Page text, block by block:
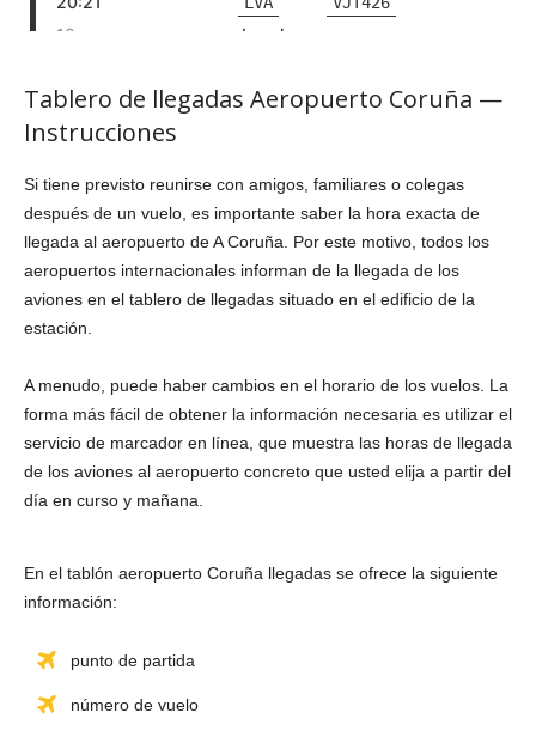
Tablero de llegadas Aeropuerto Coruña —
Instrucciones
Si tiene previsto reunirse con amigos, familiares o colegas
después de un vuelo, es importante saber la hora exacta de
llegada al aeropuerto de A Coruña. Por este motivo, todos los
aeropuertos internacionales informan de la llegada de los
aviones en el tablero de llegadas situado en el edificio de la
estación.
A menudo, puede haber cambios en el horario de los vuelos. La
forma más fácil de obtener la información necesaria es utilizar el
servicio de marcador en línea, que muestra las horas de llegada
de los aviones al aeropuerto concreto que usted elija a partir del
día en curso y mañana.
En el tablón aeropuerto Coruña llegadas se ofrece la siguiente
información:
punto de partida
número de vuelo